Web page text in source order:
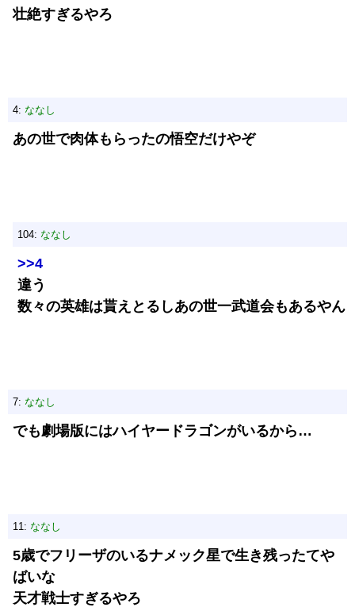
壮絶すぎるやろ
4: ななし
あの世で肉体もらったの悟空だけやぞ
104: ななし
>>4
違う
数々の英雄は貰えとるしあの世一武道会もあるやん
7: ななし
でも劇場版にはハイヤードラゴンがいるから…
11: ななし
5歳でフリーザのいるナメック星で生き残ったてや
ばいな
天才戦士すぎるやろ